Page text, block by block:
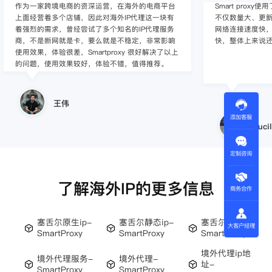
作为一家跨境电商的资深运营，在海外的电商平台
上面经营着多个店铺，因此对海外IP代理这一块有
着强烈的需求，曾经尝试了多个知名的IP代理服务
商，不是断网就是卡，要么就是不稳定，非常影响
使用效果，体验很差，Smartproxy 很好解决了以上
的问题，使用效果较好，体验不错，值得推荐。
王伟
Smart proxy使用
不仅数量大、更
网络连接速度快
快，整体上来说
了解海外IP的更多信息
塞舌尔原生ip-
SmartProxy
塞舌尔静态ip-
SmartProxy
塞舌尔ip-
SmartProxy
境外代理服务-
SmartProxy
境外代理-
SmartProxy
境外代理ip地
址-
添加客服
定制咨询
商务合作
大客户经理